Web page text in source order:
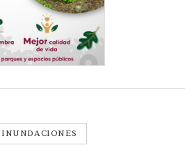
INUNDACIONES